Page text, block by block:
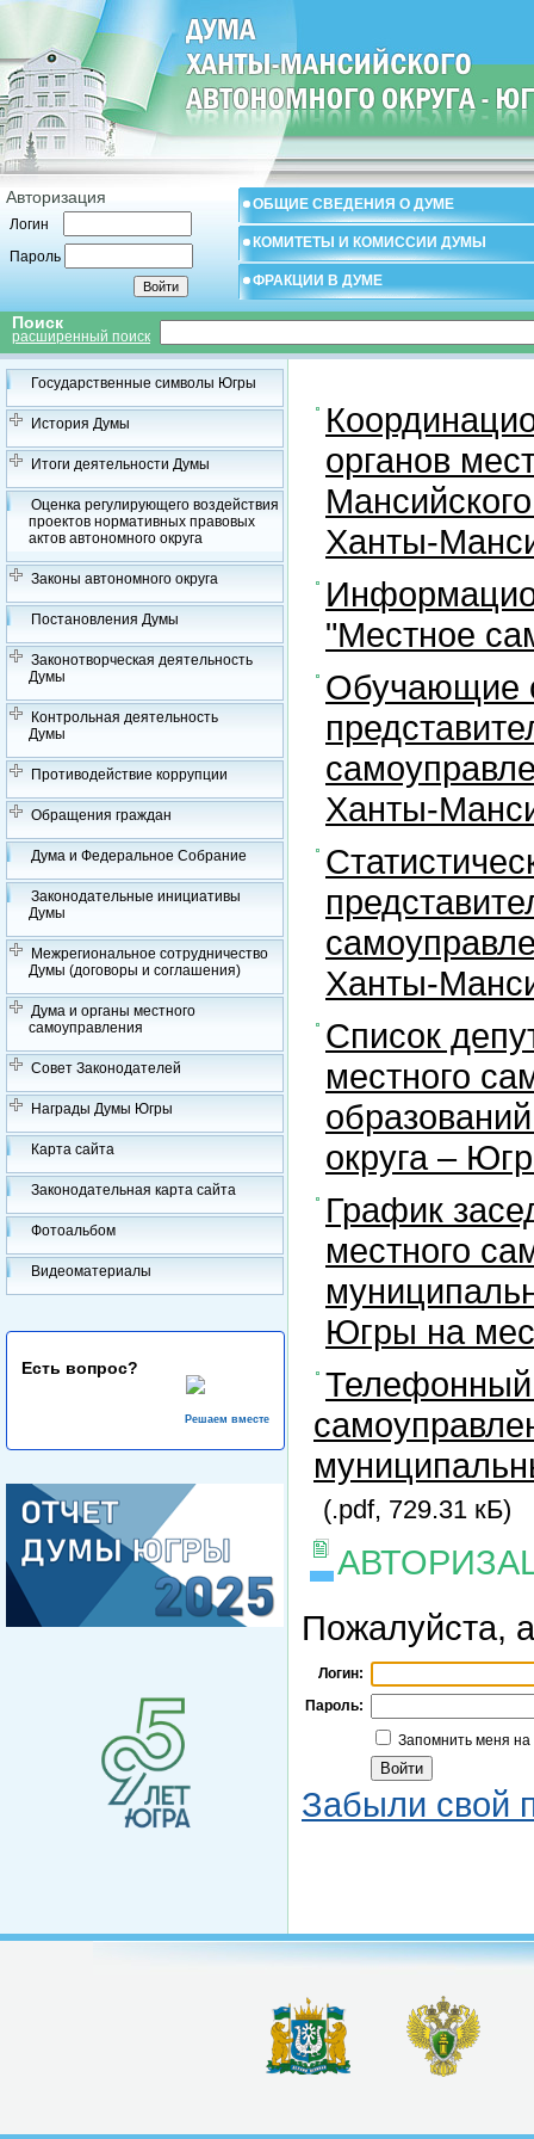
Авторизация
Логин
Пароль
ОБЩИЕ СВЕДЕНИЯ О ДУМЕ
КОМИТЕТЫ И КОМИССИИ ДУМЫ
ФРАКЦИИ В ДУМЕ
Поиск
расширенный поиск
Государственные символы Югры
История Думы
Итоги деятельности Думы
Оценка регулирующего воздействия
проектов нормативных правовых
актов автономного округа
Законы автономного округа
Постановления Думы
Законотворческая деятельность
Думы
Контрольная деятельность
Думы
Противодействие коррупции
Обращения граждан
Дума и Федеральное Собрание
Законодательные инициативы
Думы
Межрегиональное сотрудничество
Думы (договоры и соглашения)
Дума и органы местного
самоуправления
Совет Законодателей
Награды Думы Югры
Карта сайта
Законодательная карта сайта
Фотоальбом
Видеоматериалы
Есть вопрос?
Решаем вместе
органов
Ханты-
"Местное
Обучающие
Ханты-
Ханты-
Список
местного
округа –
График
местного
Югры на
Телефонный
(.pdf, 729.31 кБ)
Пожалуйста,
Логин:
Пароль:
Запомнить меня
Забыли свой